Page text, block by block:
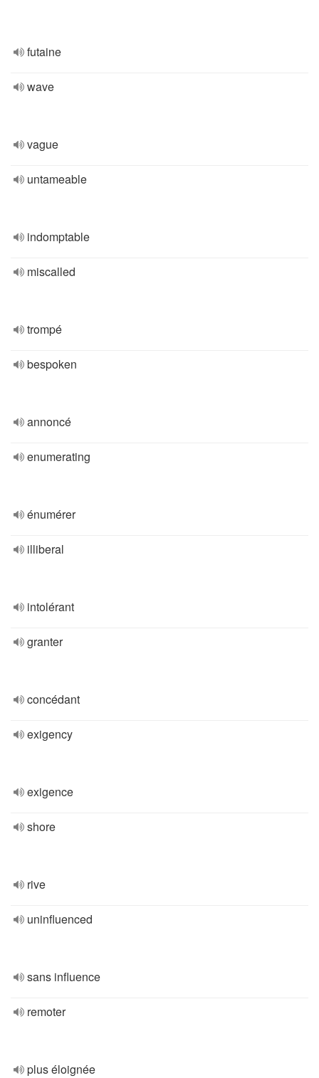
futaine
wave
vague
untameable
indomptable
miscalled
trompé
bespoken
annoncé
enumerating
énumérer
illiberal
intolérant
granter
concédant
exigency
exigence
shore
rive
uninfluenced
sans influence
remoter
plus éloignée